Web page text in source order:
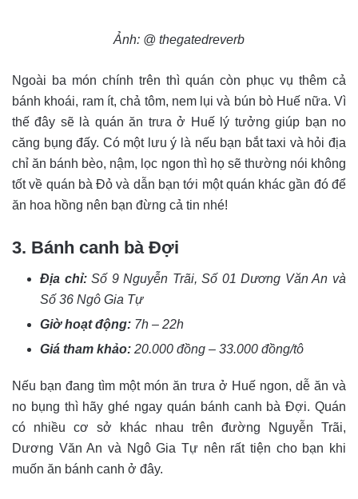
Ảnh: @ thegatedreverb
Ngoài ba món chính trên thì quán còn phục vụ thêm cả
bánh khoái, ram ít, chả tôm, nem lụi và bún bò Huế nữa. Vì
thế đây sẽ là quán ăn trưa ở Huế lý tưởng giúp bạn no
căng bụng đấy. Có một lưu ý là nếu bạn bắt taxi và hỏi địa
chỉ ăn bánh bèo, nậm, lọc ngon thì họ sẽ thường nói không
tốt về quán bà Đỏ và dẫn bạn tới một quán khác gần đó để
ăn hoa hồng nên bạn đừng cả tin nhé!
3. Bánh canh bà Đợi
Địa chỉ:Số 9 Nguyễn Trãi, Số 01 Dương Văn An và
Số 36 Ngô Gia Tự
Giờ hoạt động: 7h – 22h
Giá tham khảo: 20.000 đồng – 33.000 đồng/tô
Nếu bạn đang tìm một món ăn trưa ở Huế ngon, dễ ăn và
no bụng thì hãy ghé ngay quán bánh canh bà Đợi. Quán
có nhiều cơ sở khác nhau trên đường Nguyễn Trãi,
Dương Văn An và Ngô Gia Tự nên rất tiện cho bạn khi
muốn ăn bánh canh ở đây.